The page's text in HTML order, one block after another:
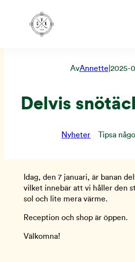
till
AvAnnette 2025-
Delvis
Nyheter Tipsa
Idag, den 7 januari, är banan
vilket innebär att vi håller den
sol och lite mera värme.
Reception och shop är öppen.
Välkomna!